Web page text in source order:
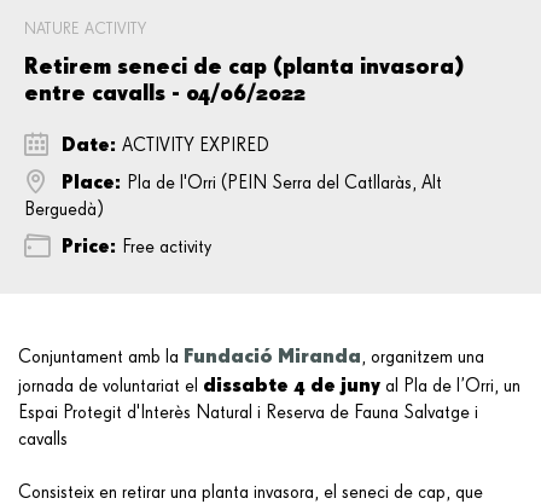
NATURE ACTIVITY
Retirem seneci de cap (planta invasora)
entre cavalls - 04/06/2022
Date: ACTIVITY EXPIRED
Place: Pla de l'Orri (PEIN Serra del Catllaràs, Alt
Berguedà)
Price: Free activity
Conjuntament amb la Fundació Miranda, organitzem una
jornada de voluntariat el dissabte 4 de juny al Pla de l’Orri, un
Espai Protegit d'Interès Natural i Reserva de Fauna Salvatge i
cavalls
Consisteix en retirar una planta invasora, el seneci de cap, que